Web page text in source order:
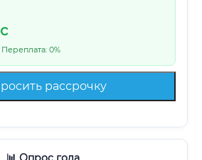
0%
рассрочку